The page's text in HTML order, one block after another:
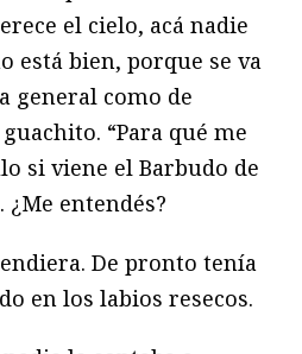
el cielo, acá nadie
está bien, porque se va
general como de
“Para qué me
si viene el Barbudo de
entendés?
De pronto tenía
en los labios resecos.